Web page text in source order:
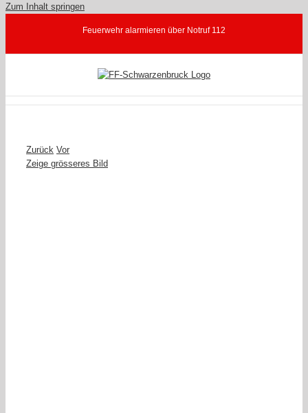
Zum Inhalt springen
Feuerwehr alarmieren über Notruf 112
Zurück Vor
Zeige grösseres Bild